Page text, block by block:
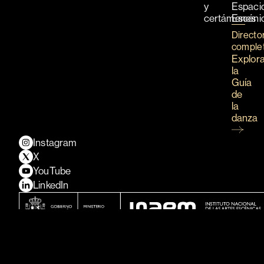
y
certámenes
la
Guía
de
la
danza
Instagram
X
YouTube
LinkedIn